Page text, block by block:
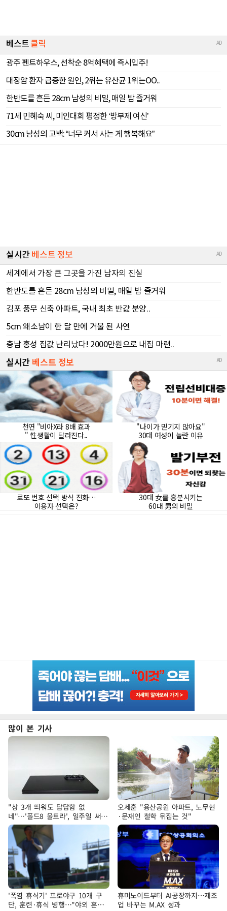
많이 본 기사
"창 3개 띄워도 답답함 없
네"…'폴드8 울트라', 일주일 써보
니
오세훈 "용산공원 아파트, 노무현
·문재인 철학 뒤집는 것"
'폭염 휴식기' 프로야구 10개 구
단, 훈련·휴식 병행…"야외 훈련
휴머노이드부터 AI공장까지…제조
업 바꾸는 M.AX 성과